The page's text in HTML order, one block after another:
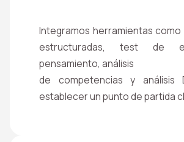
Integramos herramientas
estructuradas, test de
pensamiento, análisis
de competencias y análisis
establecer un punto de partida